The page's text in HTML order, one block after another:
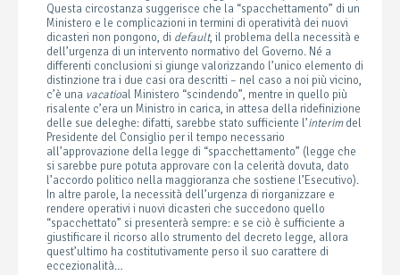
Questa circostanza suggerisce che la “spacchettamento” di un
Ministero e le complicazioni in termini di operatività dei nuovi
dicasteri non pongono, di default, il problema della necessità e
dell’urgenza di un intervento normativo del Governo. Né a
differenti conclusioni si giunge valorizzando l’unico elemento di
distinzione tra i due casi ora descritti – nel caso a noi più vicino,
c’è una vacatioal Ministero “scindendo”, mentre in quello più
risalente c’era un Ministro in carica, in attesa della ridefinizione
delle sue deleghe: difatti, sarebbe stato sufficiente l’interimdel
Presidente del Consiglio per il tempo necessario
all’approvazione della legge di “spacchettamento” (legge che
si sarebbe pure potuta approvare con la celerità dovuta, dato
l’accordo politico nella maggioranza che sostiene l’Esecutivo).
In altre parole, la necessità dell’urgenza di riorganizzare e
rendere operativi i nuovi dicasteri che succedono quello
“spacchettato” si presenterà sempre: e se ciò è sufficiente a
giustificare il ricorso allo strumento del decreto legge, allora
quest’ultimo ha costitutivamente perso il suo carattere di
eccezionalità…